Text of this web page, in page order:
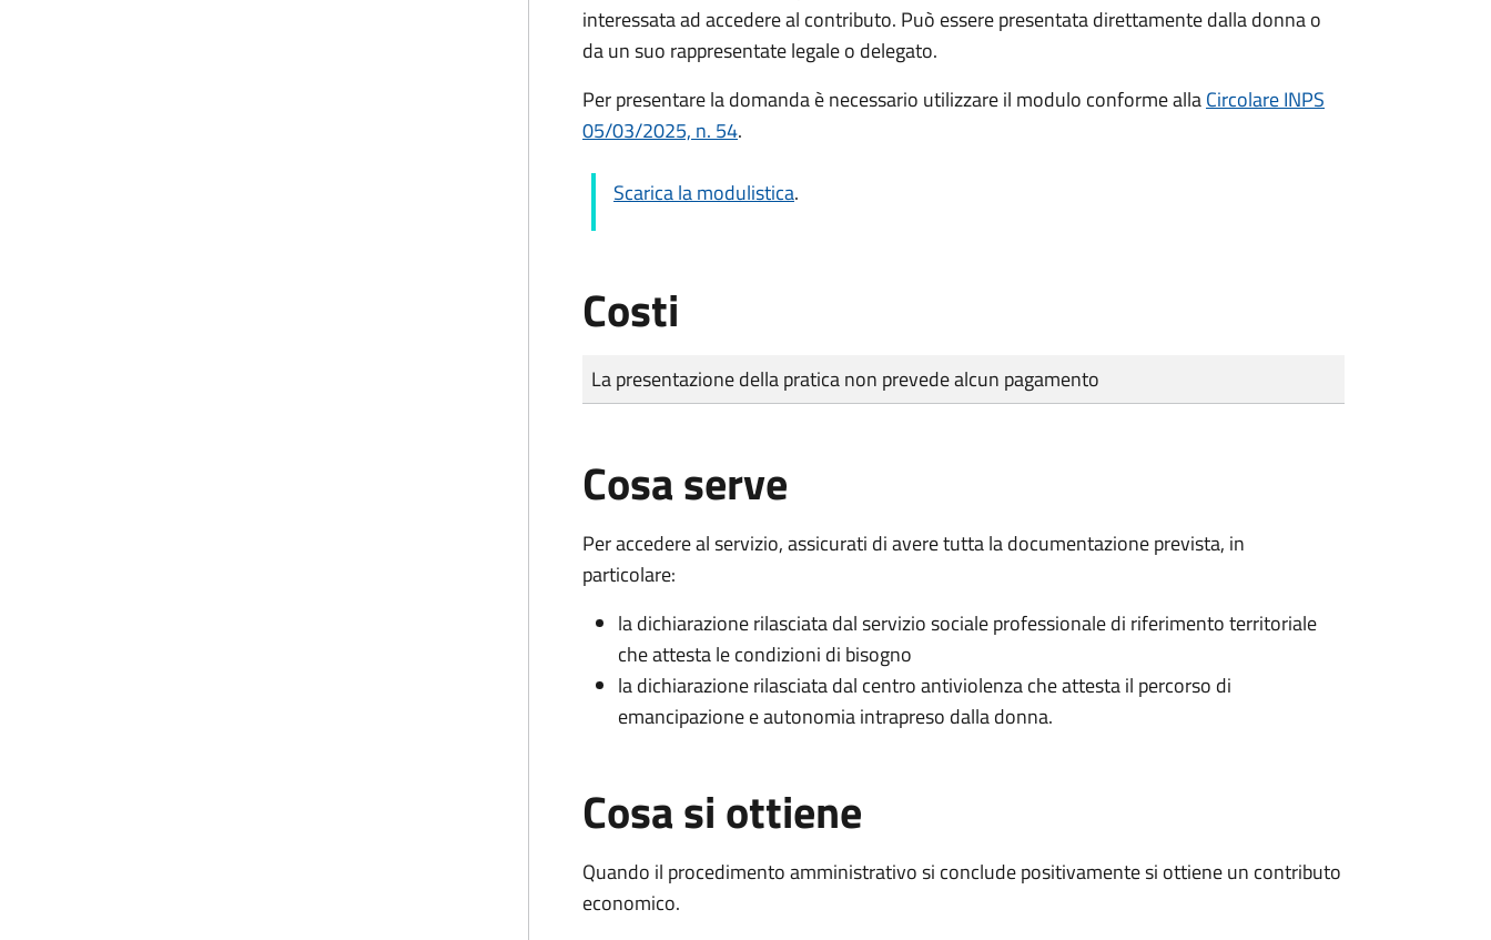
interessata ad accedere al contributo. Può essere presentata direttamente dalla donna o
da un suo rappresentate legale o delegato.
Per presentare la domanda è necessario utilizzare il modulo conforme allaCircolare INPS
05/03/2025, n. 54.
Scarica la modulistica.
Costi
Tipo di pagamento
Importo
La presentazione della pratica non prevede alcun pagamento
Cosa serve
Per accedere al servizio, assicurati di avere tutta la documentazione prevista, in
particolare:
la dichiarazione rilasciata dal servizio sociale professionale di riferimento territoriale
che attesta le condizioni di bisogno
la dichiarazione rilasciata dal centro antiviolenza che attesta il percorso di
emancipazione e autonomia intrapreso dalla donna.
Cosa si ottiene
Quando il procedimento amministrativo si conclude positivamente si ottiene un contributo
economico.